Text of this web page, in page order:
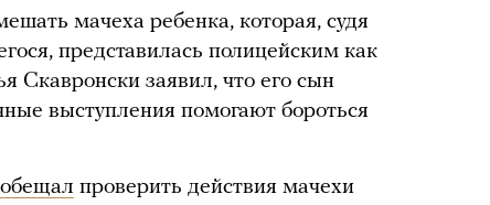
мачеха ребенка, которая, судя
представилась полицейским как
Скавронски заявил, что его сын
выступления помогают бороться
проверить действия мачехи